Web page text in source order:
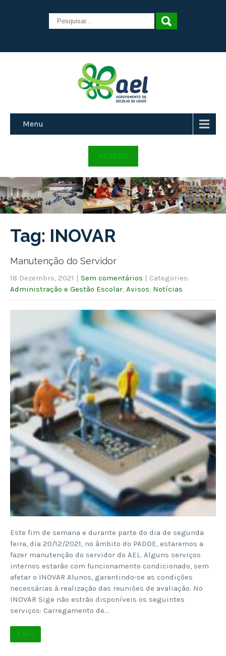
Menu
ACESSO
Tag: INOVAR
Manutenção do Servidor
18 Dezembro, 2021 | Sem comentários | Categories:
Administração e Gestão Escolar Avisos Notícias
Este fim de semana e durante parte do dia de segunda
feira, dia 20/12/2021, no âmbito do PADDE, estaremos a
fazer manutenção do servidor do AEL. Alguns serviços
internos estarão com funcionamento condicionado, sem
afetar o INOVAR Alunos, garantindo-se as condições
necessárias à realização das reuniões de avaliação. No
INOVAR Sige não estrão disponíveis os seguintes
serviços: Carregamento de…
Ler +